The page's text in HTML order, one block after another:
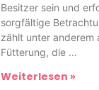
Besitzer sein und
sorgfältige
zählt unter anderem
Fütterung, die
Weiterlesen »